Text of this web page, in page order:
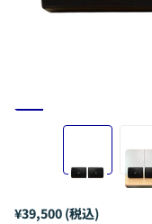
¥39,500 (税込)